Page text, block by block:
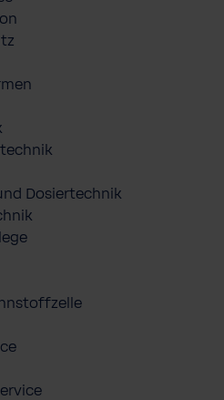
Dosiertechnik